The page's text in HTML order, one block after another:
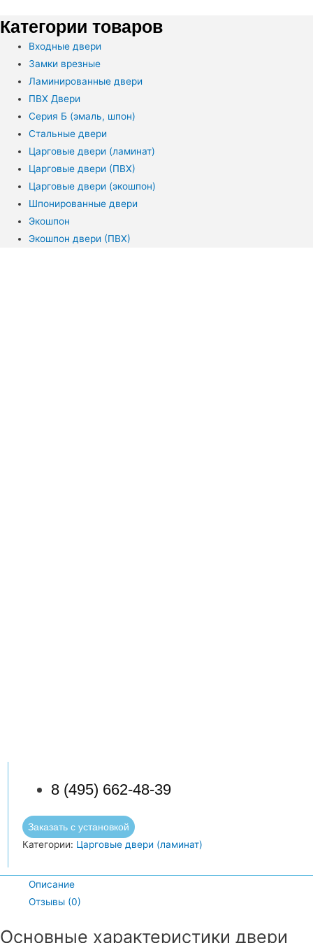
Категории товаров
Входные двери
Замки врезные
Ламинированные двери
ПВХ Двери
Серия Б (эмаль, шпон)
Стальные двери
Царговые двери (ламинат)
Царговые двери (ПВХ)
Царговые двери (экошпон)
Шпонированные двери
Экошпон
Экошпон двери (ПВХ)
8 (495) 662-48-39
Заказать с установкой
Категории: Царговые двери (ламинат)
Описание
Отзывы (0)
Основные характеристики двери